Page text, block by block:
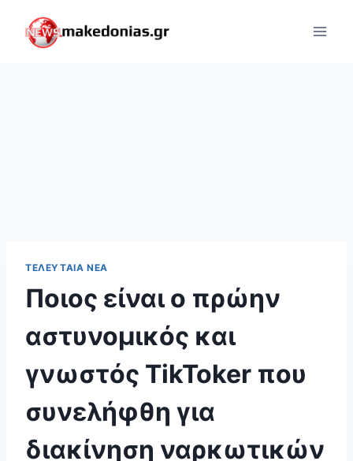
content
ΤΕΛΕΥΤΑΊΑ ΝΈΑ
Ποιος είναι ο πρώην
αστυνομικός και
γνωστός TikToker που
συνελήφθη για
διακίνηση ναρκωτικών